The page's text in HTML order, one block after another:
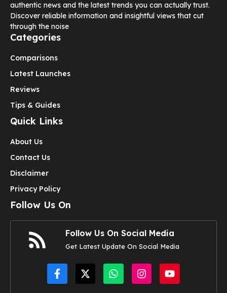
authentic news and the latest trends you can actually trust.
Discover reliable information and insightful views that cut
through the noise
Categories
Comparisons
Latest Launches
Reviews
Tips & Guides
Quick Links
About Us
Contact Us
Disclaimer
Privacy Policy
Follow Us On
Follow Us On Social Media
Get Latest Update On Social Media